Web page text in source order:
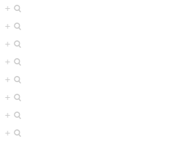
+
+
+
+
+
+
+
+